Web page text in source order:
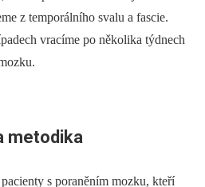
z temporálního svalu a fascie.
vracíme po několika týdnech
metodika
s poraněním mozku, kteří